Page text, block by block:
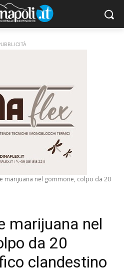
marijuana nel gommone, colpo da 20
marijuana nel
da 20
clandestino